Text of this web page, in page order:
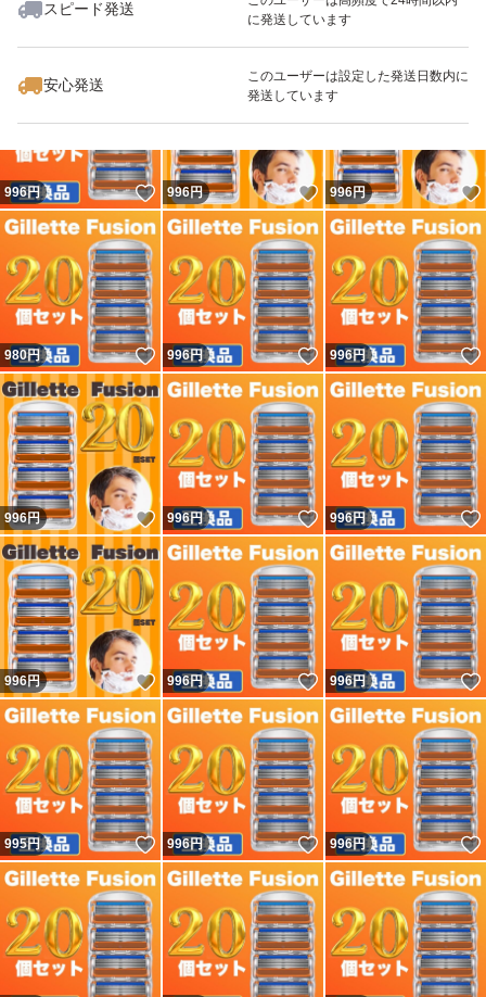
スピード発送
に発送しています
安心発送
このユーザーは設定した発送日数内に
発送しています
いいね！
996
996円 いいね！
996円 いいね！
996円
980円 いいね！
996円 いいね！
996円
996円 いいね！
996円 いいね！
996円
996円 いいね！
996円 いいね！
996円
995円 いいね！
996円 いいね！
996円